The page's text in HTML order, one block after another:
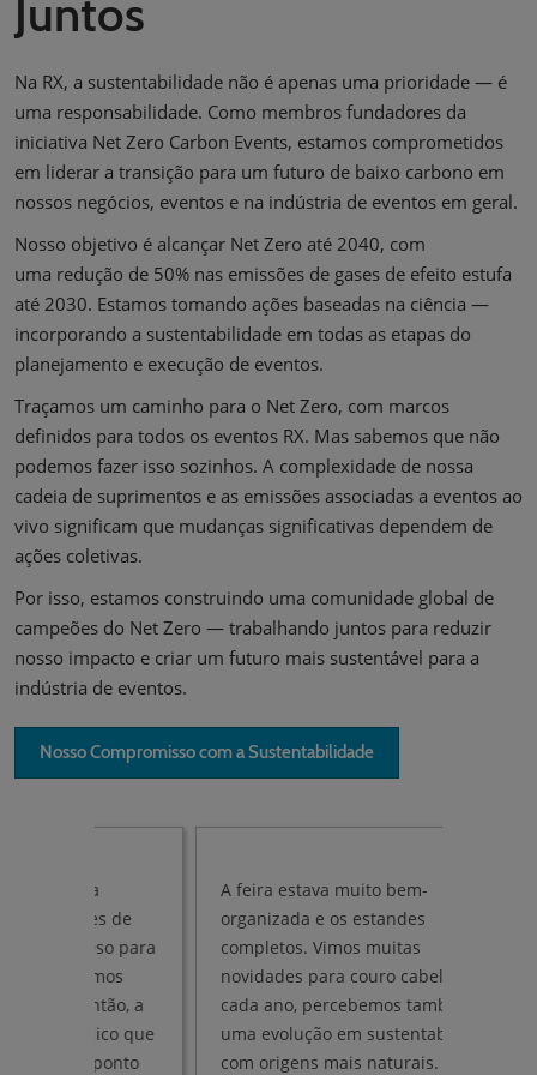
Juntos
Na RX, a sustentabilidade não é apenas uma prioridade — é
uma responsabilidade. Como membros fundadores da
iniciativa Net Zero Carbon Events, estamos comprometidos
em liderar a transição para um futuro de baixo carbono em
nossos negócios, eventos e na indústria de eventos em geral.
Nosso objetivo é alcançar Net Zero até 2040, com
uma redução de 50% nas emissões de gases de efeito estufa
até 2030. Estamos tomando ações baseadas na ciência —
incorporando a sustentabilidade em todas as etapas do
planejamento e execução de eventos.
Traçamos um caminho para o Net Zero, com marcos
definidos para todos os eventos RX. Mas sabemos que não
podemos fazer isso sozinhos. A complexidade de nossa
cadeia de suprimentos e as emissões associadas a eventos ao
vivo significam que mudanças significativas dependem de
ações coletivas.
Por isso, estamos construindo uma comunidade global de
campeões do Net Zero — trabalhando juntos para reduzir
nosso impacto e criar um futuro mais sustentável para a
indústria de eventos.
Nosso Compromisso com a Sustentabilidade
A feira estava muito bem-
organizada e os estandes
completos. Vimos muitas
novidades para couro cabeludo. A
cada ano, percebemos também
uma evolução em sustentabilidade
com origens mais naturais.